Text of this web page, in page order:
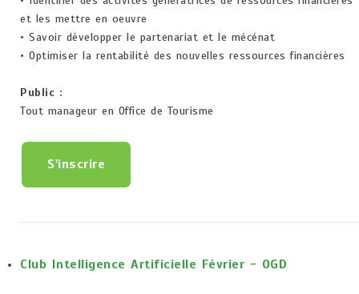
et les mettre en oeuvre
• Savoir développer le partenariat et le mécénat
• Optimiser la rentabilité des nouvelles ressources financières
Public :
Tout manageur en Office de Tourisme
S'inscrire
Club Intelligence Artificielle Février - OGD